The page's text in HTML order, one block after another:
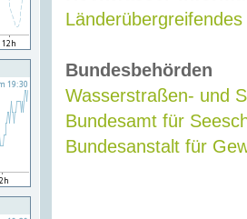
Bundesbehörden
Wasserstraßen- und
Bundesamt für
Bundesanstalt für